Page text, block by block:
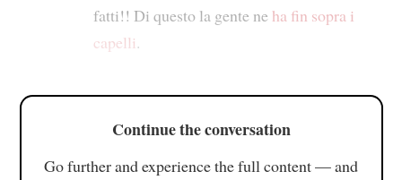
fatti!! Di questo la gente ne ha fin sopra i
capelli.
Continue the conversation
Go further and experience the full content — and